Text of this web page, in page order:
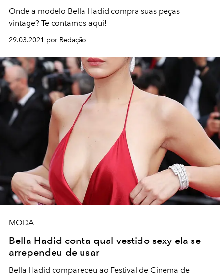
Onde a modelo Bella Hadid compra suas peças
vintage? Te contamos aqui!
29.03.2021 por Redação
MODA
Bella Hadid conta qual vestido sexy ela se
arrependeu de usar
Bella Hadid compareceu ao Festival de Cinema de